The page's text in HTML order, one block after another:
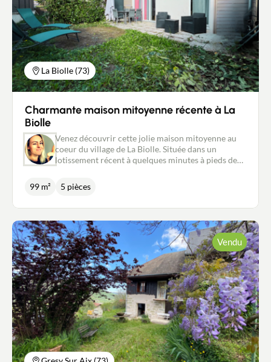
La Biolle (73)
Charmante maison mitoyenne récente à La
Biolle
Venez découvrir cette jolie maison mitoyenne au
coeur du village de La Biolle. Située dans un
lotissement récent à quelques minutes à pieds des
serez ravis de découvrir à quel point il fait bon
vivre dans cette commune. Cette maison d'environ
RdC, une entrée donnant accès à une petite
buanderie avec grand placard, point d'eau et wc et
à une pièce de vie d'environ 38 m² comprenant
salon, séjour et cuisine équipée avec îlot central.
Cette pièce exposée Sud / Ouest donne accès à une
terrasse et à un petit jardin. A l'étage, un
dégagement distribue trois chambres avec leur
placard intégré, une salle de bains avec wc et une
suite avec dressing et salle d'eau. Le mode de
chauffage par PAC et les matériaux utilisés en font
une maison performante énergiquement et donc
très économe. Un garage de plus de 15 m², une
place de parking et un jardinet (pouvant être
99 m² 5 pièces
Vendu